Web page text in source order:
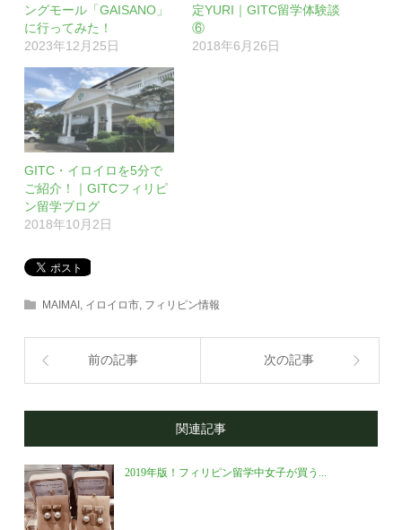
ングモール「GAISANO」
に行ってみた！
2023年12月25日
定YURI｜GITC留学体験談
⑥
2018年6月26日
GITC・イロイロを5分で
ご紹介！｜GITCフィリピ
ン留学ブログ
2018年10月2日
MAIMAI, イロイロ市, フィリピン情報
前の記事 次の記事
関連記事
2019年版！フィリピン留学中女子が買う...